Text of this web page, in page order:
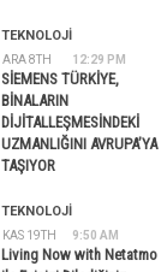
ARA 8TH 12:29 PM
TEKNOLOJİ
SİEMENS TÜRKİYE,
BİNALARIN
DİJİTALLEŞMESİNDEKİ
UZMANLIĞINI AVRUPA’YA
TAŞIYOR
KAS 19TH 9:50 AM
TEKNOLOJİ
Living Now with Netatmo